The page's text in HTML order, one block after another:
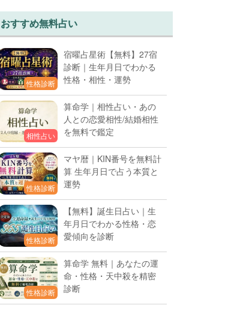
おすすめ無料占い
性格診断
宿曜占星術【無料】27宿
診断｜生年月日でわかる
性格・相性・運勢
相性占い
算命学｜相性占い・あの
人との恋愛相性/結婚相性
を無料で鑑定
性格診断
マヤ暦｜KIN番号を無料計
算 生年月日で占う本質と
運勢
性格診断
【無料】誕生日占い｜生
年月日でわかる性格・恋
愛傾向を診断
性格診断
算命学 無料｜あなたの運
命・性格・天中殺を精密
診断